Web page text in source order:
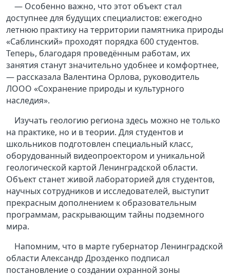
— Особенно важно, что этот объект стал
доступнее для будущих специалистов: ежегодно
летнюю практику на территории памятника природы
«Саблинский» проходят порядка 600 студентов.
Теперь, благодаря проведённым работам, их
занятия станут значительно удобнее и комфортнее,
— рассказала Валентина Орлова, руководитель
ЛООО «Сохранение природы и культурного
наследия».
Изучать геологию региона здесь можно не только
на практике, но и в теории. Для студентов и
школьников подготовлен специальный класс,
оборудованный видеопроектором и уникальной
геологической картой Ленинградской области.
Объект станет живой лабораторией для студентов,
научных сотрудников и исследователей, выступит
прекрасным дополнением к образовательным
программам, раскрывающим тайны подземного
мира.
Напомним, что в марте губернатор Ленинградской
области Александр Дрозденко подписал
постановление о создании охранной зоны